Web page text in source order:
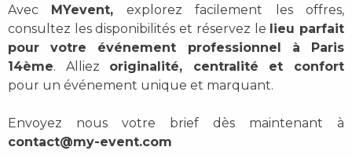
Avec MYevent, explorez facilement les offres,
consultez les disponibilités et réservez le lieu parfait
pour votre événement professionnel à Paris
14ème. Alliez originalité, centralité et confort
pour un événement unique et marquant.
Envoyez nous votre brief dès maintenant à
contact@my-event.com